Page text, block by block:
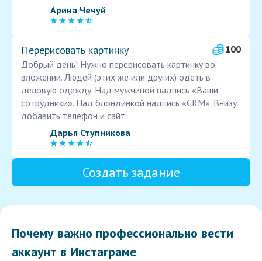
Арина Чечуй
Перерисовать картинку
100
Добрый день! Нужно перерисовать картинку во
вложении. Людей (этих же или других) одеть в
деловую одежду. Над мужчиной надпись «Ваши
сотрудники». Над блондинкой надпись «CRM». Внизу
добавить телефон и сайт.
Дарья Ступникова
Создать задание
Почему важно профессионально вести
аккаунт в Инстаграме